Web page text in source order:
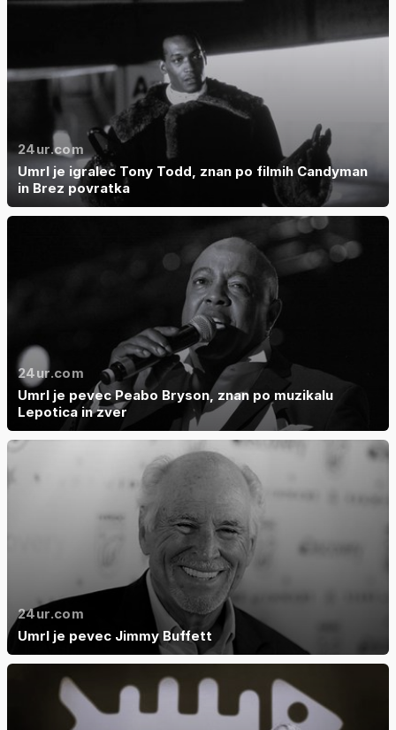
24ur.com
Umrl je igralec Tony Todd, znan po filmih Candyman
in Brez povratka
24ur.com
Umrl je pevec Peabo Bryson, znan po muzikalu
Lepotica in zver
24ur.com
Umrl je pevec Jimmy Buffett